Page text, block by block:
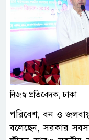
নিজস্ব প্রতিবেদক, ঢাকা
পরিবেশ, বন ও জলবায়ু
বলেছেন, সরকার